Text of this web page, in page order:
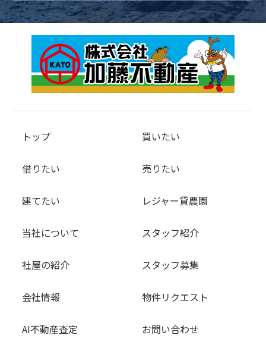
トップ 買いたい
借りたい 売りたい
建てたい レジャー貸農園
当社について スタッフ紹介
社屋の紹介 スタッフ募集
会社情報 物件リクエスト
AI不動産査定 お問い合わせ